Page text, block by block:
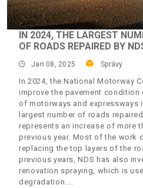
IN 2024, THE LARGEST
OF ROADS REPAIRED BY
Jan 08, 2025 Správy
In 2024, the National Motorway
improve the pavement
of motorways and expressways
largest number of roads
represents an increase of more
previous year. Most of the work
replacing the top layers of the
previous years, NDS has also
renovation spraying, which is
degradation.